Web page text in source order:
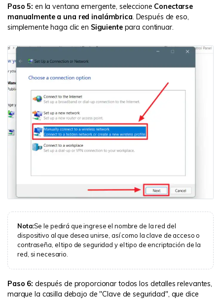
Paso 5: en la ventana emergente, seleccione Conectarse
manualmente a una red inalámbrica. Después de eso,
simplemente haga clic en Siguientepara continuar.
Nota:Se le pedirá que ingrese el nombre de la red del
dispositivo al que desea unirse, así como la clave de acceso o
contraseña, el tipo de seguridad y el tipo de encriptación de la
red, si necesario.
Paso 6: después de proporcionar todos los detalles relevantes,
marque la casilla debajo de "Clave de seguridad", que dice